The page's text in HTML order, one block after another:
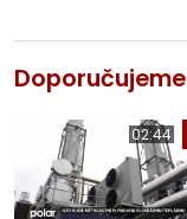
Doporučujeme
02:44